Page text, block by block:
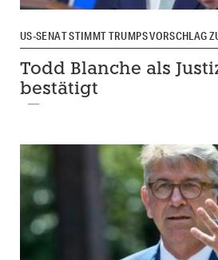
US-SENAT STIMMT TRUMPS VORSCHLAG
Todd Blanche als
bestätigt